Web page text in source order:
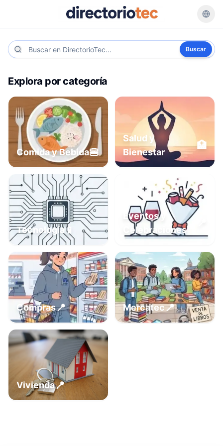
Buscar
Explora por categoría
Comida y Bebida🍔
Salud y
Bienestar
🏥
Tecnología📱
Eventos y
Celebraciones
Compras📍 Mercatec📍
Vivienda📍